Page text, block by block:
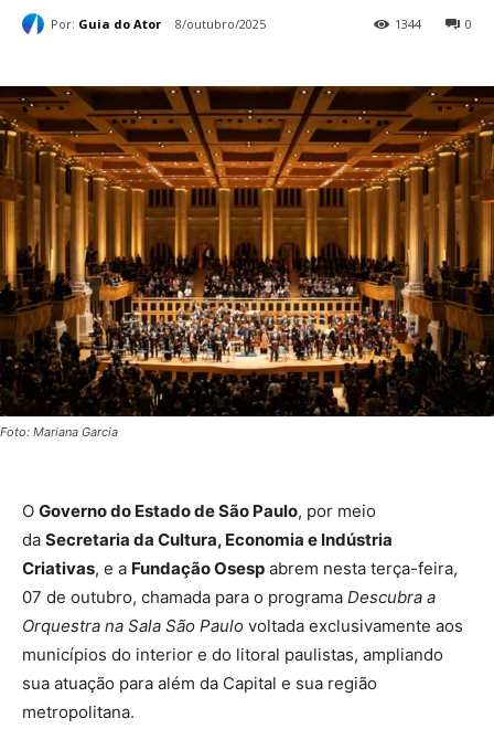
Por: Guia do Ator 8/outubro/2025 0
1344
Foto: Mariana Garcia
O Governo do Estado de São Paulo, por meio
da Secretaria da Cultura, Economia e Indústria
Criativas, e a Fundação Osesp abrem nesta terça-feira,
07 de outubro, chamada para o programa Descubra a
Orquestra na Sala São Paulo voltada exclusivamente aos
municípios do interior e do litoral paulistas, ampliando
sua atuação para além da Capital e sua região
metropolitana.